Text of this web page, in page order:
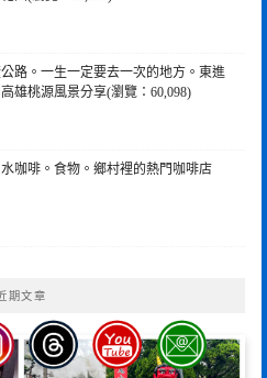
公路。一生一定要去一次的地方。東進
雄桃源風景分享(瀏覽：60,098)
水咖啡。食物。鄉村裡的熱門咖啡店
期文章